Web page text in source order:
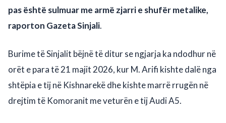
pas është sulmuar me armë zjarri e shufër metalike,
raporton Gazeta Sinjali.
Burime të Sinjalit bëjnë të ditur se ngjarja ka ndodhur në
orët e para të 21 majit 2026, kur M. Arifi kishte dalë nga
shtëpia e tij në Kishnarekë dhe kishte marrë rrugën në
drejtim të Komoranit me veturën e tij Audi A5.